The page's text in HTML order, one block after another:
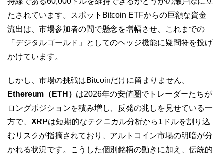
たされています。スポットBitcoin ETFからの巨額な資金
流出は、市場参加者の間で懸念を増幅させ、これまでの
「デジタルゴールド」としてのヘッジ機能に疑問符を投げ
かけています。
しかし、市場の挑戦はBitcoinだけに留まりません。
Ethereum（ETH） は2026年の安値圏でトレーダーたちが
ロングポジションを積み増し、反発の兆しを見せている一
方で、 XRPは短期的なテクニカル分析から1ドルを割り込
むリスクが指摘されており、アルトコイン市場の明暗が分
かれる状況です。こうした個別銘柄の動きに加え、伝統的